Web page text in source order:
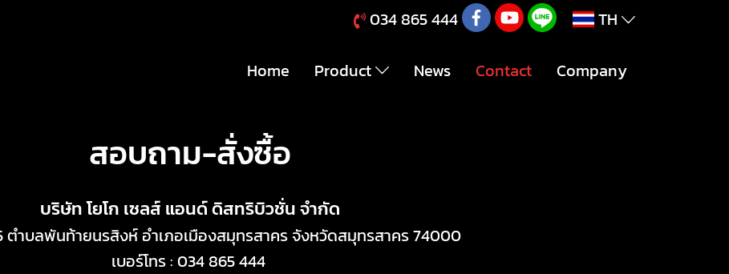
034 865 444 TH
Home Product News Contact Company
สอบถาม-สั่งซื้อ
บริษัท โยโก เซลส์ แอนด์ ดิสทริบิวชั่น จำกัด
ตำบลพันท้ายนรสิงห์ อำเภอเมืองสมุทรสาคร จังหวัดสมุทรสาคร 74000
เบอร์โทร : 034 865 444